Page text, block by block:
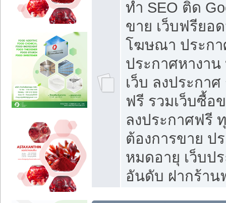
ทำ SEO ติด
ขาย เว็บฟรียอ
โฆษณา ประกา
ประกาศหางา
เว็บ ลงประกา
ฟรี รวมเว็บซื้อ
ลงประกาศฟรี
ต้องการขาย ป
หมดอายุ เว็บป
อันดับ ฝากร้าน